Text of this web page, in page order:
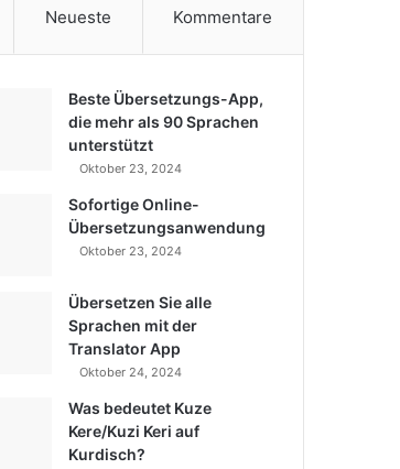
Neueste Kommentare
Beste Übersetzungs-App,
die mehr als 90 Sprachen
unterstützt
Oktober 23, 2024
Sofortige Online-
Übersetzungsanwendung
Oktober 23, 2024
Übersetzen Sie alle
Sprachen mit der
Translator App
Oktober 24, 2024
Was bedeutet Kuze
Kere/Kuzi Keri auf
Kurdisch?